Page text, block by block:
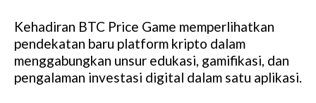
Kehadiran BTC Price Game memperlihatkan
pendekatan baru platform kripto dalam
menggabungkan unsur edukasi, gamifikasi, dan
pengalaman investasi digital dalam satu aplikasi.